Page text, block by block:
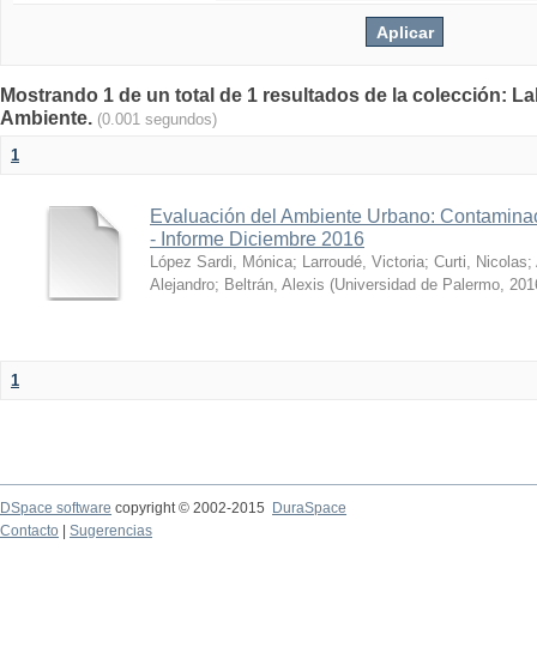
Mostrando 1 de un total de 1 resultados de la colección:
Ambiente. (0.001 segundos)
1
Evaluación del Ambiente Urbano:
- Informe Diciembre 2016
López Sardi, Mónica; Larroudé, Victoria; Curti, Nicolas;
Alejandro; Beltrán, Alexis (Universidad de Palermo,
1
DSpace software copyright © 2002-2015
DuraSpace
Contacto
Sugerencias